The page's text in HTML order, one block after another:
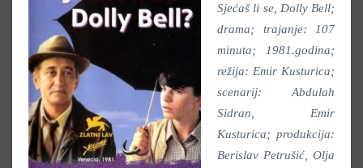
Sjećaš li se, Dolly Bell;
drama; trajanje: 107
minuta; 1981.godina;
režija: Emir Kusturica;
scenarij: Abdulah
Sidran, Emir
Kusturica; produkcija:
Berislav Petrušić, Olja